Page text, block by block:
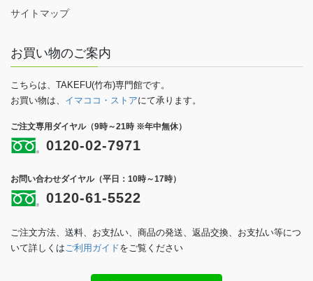
サイトマップ
お買い物のご案内
こちらは、TAKEFU(竹布)専門館です。
お買い物は、 イマココ・ストアにて承ります。
ご注文専用ダイヤル（9時～21時 ※年中無休）
0120-02-7971
お問い合わせダイヤル（平日：10時～17時）
0120-61-5522
ご注文方法、送料、お支払い、商品の発送、返品交換、お支払い等につ
いて詳しくはご利用ガイドをご覧ください